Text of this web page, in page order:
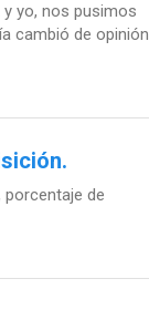
yo, nos pusimos
cambió de opinión
porcentaje de